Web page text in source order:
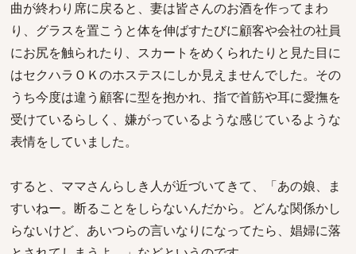
曲が終わり席に戻ると、妻は皆さんのお酒を作ってまわ
り、グラスを置こうと体を伸ばすたびに顧客や会社の社員
にお尻を触られたり、スカートをめくられたりと見た目に
はセクハラＯＫのホステスにしか見えませんでした。その
うち今度は違う顧客に型を抱かれ、指で首筋や耳に愛撫を
受けているらしく、嫌がっているような感じているような
表情をしていました。
すると、ママさんらしき人が近づいてきて、「あの娘、ま
すいねー。断ることをしらないんだから。どんな関係かし
らないけど、あいつらの言いなりになってたら、娼婦に落